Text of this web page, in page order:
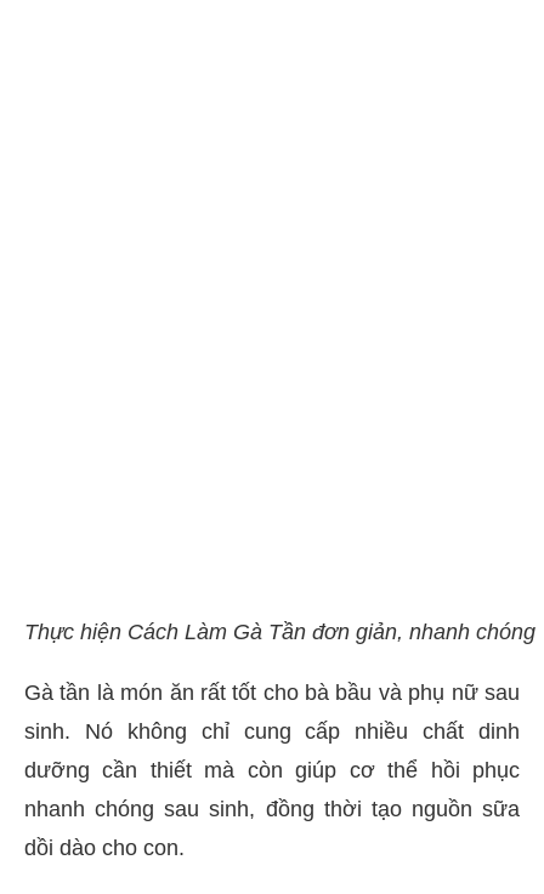
Thực hiện Cách Làm Gà Tần đơn giản, nhanh chóng
Gà tần là món ăn rất tốt cho bà bầu và phụ nữ sau
sinh. Nó không chỉ cung cấp nhiều chất dinh
dưỡng cần thiết mà còn giúp cơ thể hồi phục
nhanh chóng sau sinh, đồng thời tạo nguồn sữa
dồi dào cho con.